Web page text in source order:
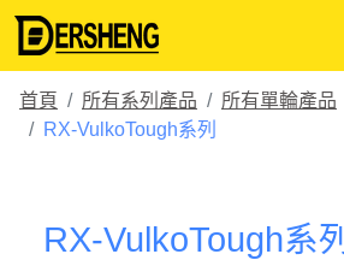
首頁 所有系列產品 所有單輪產品
RX-VulkoTough系列
RX-VulkoTough系列